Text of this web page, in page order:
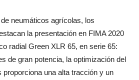
neumáticos agrícolas, los
la presentación en FIMA 2020
radial Green XLR 65, en serie 65:
de gran potencia, la optimización del
proporciona una alta tracción y un